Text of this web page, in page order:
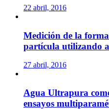
22 abril, 2016
Medición de la
partícula utilizando
27 abril, 2016
Agua Ultrapura
ensayos